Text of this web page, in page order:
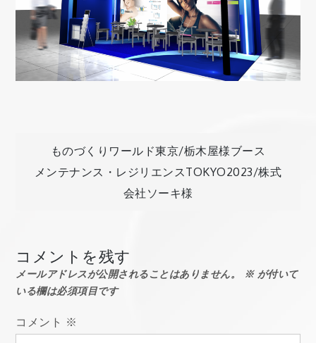
投
ビ
ゲ
ものづくりワールド東京/栃木屋様ブース
メンテナンス・レジリエンスTOKYO2023/株式
会社ソーキ様
コメントを残す
メールアドレスが公開されることはありません。 ※が付いて
いる欄は必須項目です
コメント ※